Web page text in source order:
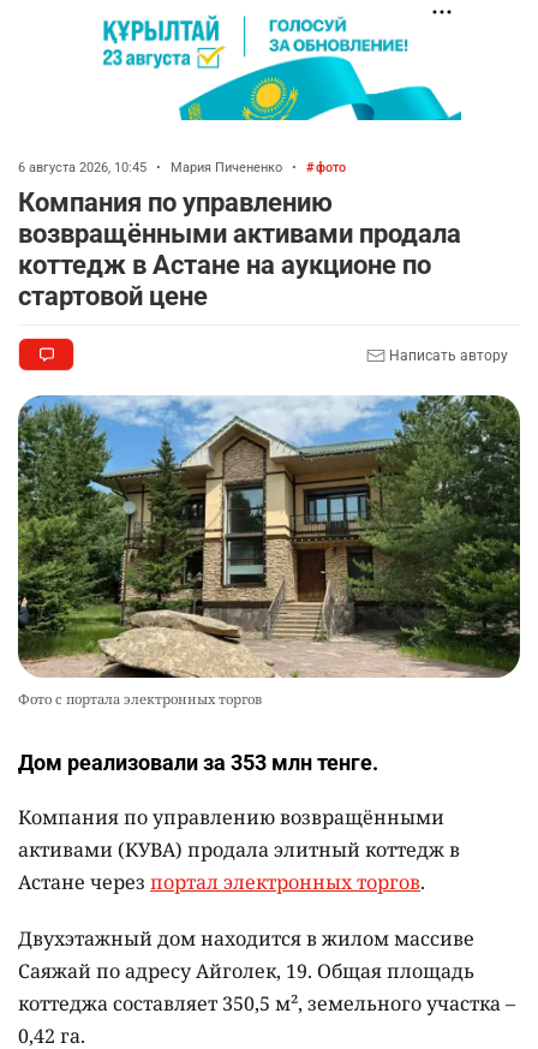
6 августа 2026, 10:45 • Мария Пичененко • фото
Компания по управлению
возвращёнными активами продала
коттедж в Астане на аукционе по
стартовой цене
Написать автору
Фото с портала электронных торгов
Дом реализовали за 353 млн тенге.
Компания по управлению возвращёнными
активами (КУВА) продала элитный коттедж в
Астане через портал электронных торгов.
Двухэтажный дом находится в жилом массиве
Саяжай по адресу Айголек, 19. Общая площадь
коттеджа составляет 350,5 м², земельного участка –
0,42 га.